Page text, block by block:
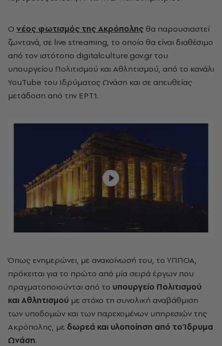
Ο νέος φωτισμός της Ακρόπολης θα παρουσιαστεί
ζωντανά, σε live streaming, το οποίο θα είναι διαθέσιμο
από τον ιστότοπο digitalculture.gov.gr του
υπουργείου Πολιτισμού και Αθλητισμού, από το κανάλι
YouTube του Ιδρύματος Ωνάση και σε απευθείας
μετάδοση από την ΕΡΤ1.
Όπως ενημερώνει, με ανακοίνωσή του, το ΥΠΠΟΑ,
πρόκειται για το πρώτο από μία σειρά έργων που
πραγματοποιούνται από το υπουργείο Πολιτισμού
και Αθλητισμού με στόχο τη συνολική αναβάθμιση
των υποδομών και των παρεχομένων υπηρεσιών της
Ακρόπολης, με δωρεά και υλοποίηση από το Ίδρυμα
Ωνάση.